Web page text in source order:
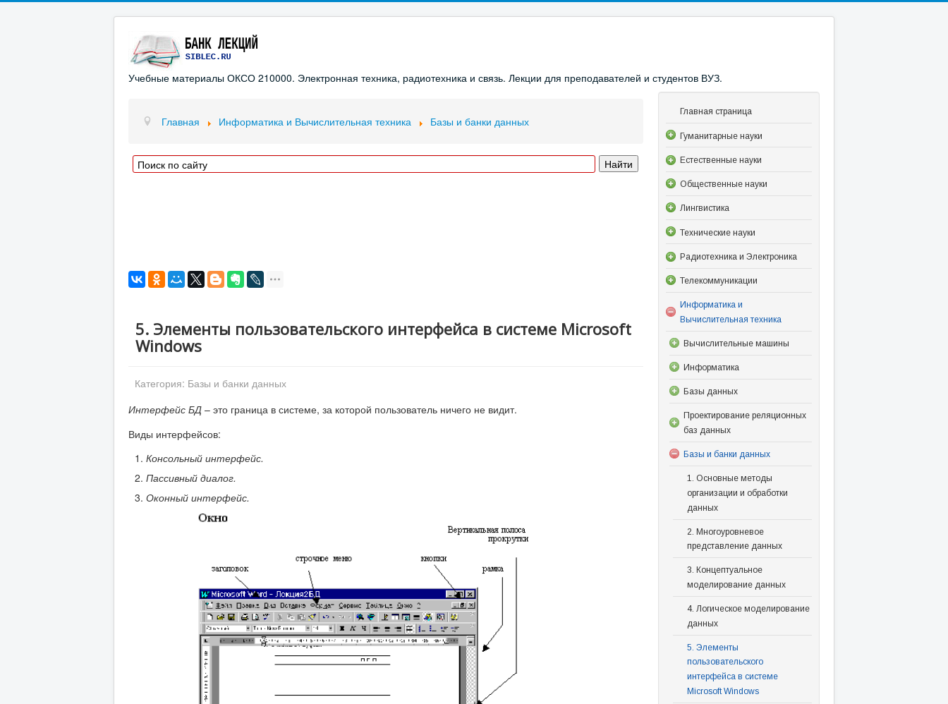
Учебные материалы ОКСО 210000. Электронная техника, радиотехника и связь. Лекции для преподавателей и студентов ВУЗ.
Главная Информатика и Вычислительная техника Базы и банки данных
5. Элементы пользовательского интерфейса в системе Microsoft
Windows
Категория: Базы и банки данных
Интерфейс БД – это граница в системе, за которой пользователь ничего не видит.
Виды интерфейсов:
Консольный интерфейс.
Пассивный диалог.
Оконный интерфейс.
Главная страница
Гуманитарные науки
Естественные науки
Общественные науки
Лингвистика
Технические науки
Радиотехника и Электроника
Телекоммуникации
Информатика и
Вычислительная техника
Вычислительные машины
Информатика
Базы данных
Проектирование реляционных
баз данных
Базы и банки данных
1. Основные методы
организации и обработки
данных
2. Многоуровневое
представление данных
3. Концептуальное
моделирование данных
4. Логическое моделирование
данных
5. Элементы
пользовательского
интерфейса в системе
Microsoft Windows